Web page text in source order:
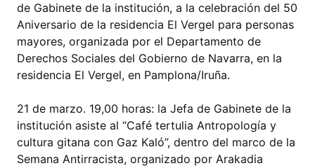
de Gabinete de la institución, a la celebración del 50
Aniversario de la residencia El Vergel para personas
mayores, organizada por el Departamento de
Derechos Sociales del Gobierno de Navarra, en la
residencia El Vergel, en Pamplona/Iruña.
21 de marzo. 19,00 horas: la Jefa de Gabinete de la
institución asiste al “Café tertulia Antropología y
cultura gitana con Gaz Kaló”, dentro del marco de la
Semana Antirracista, organizado por Arakadia